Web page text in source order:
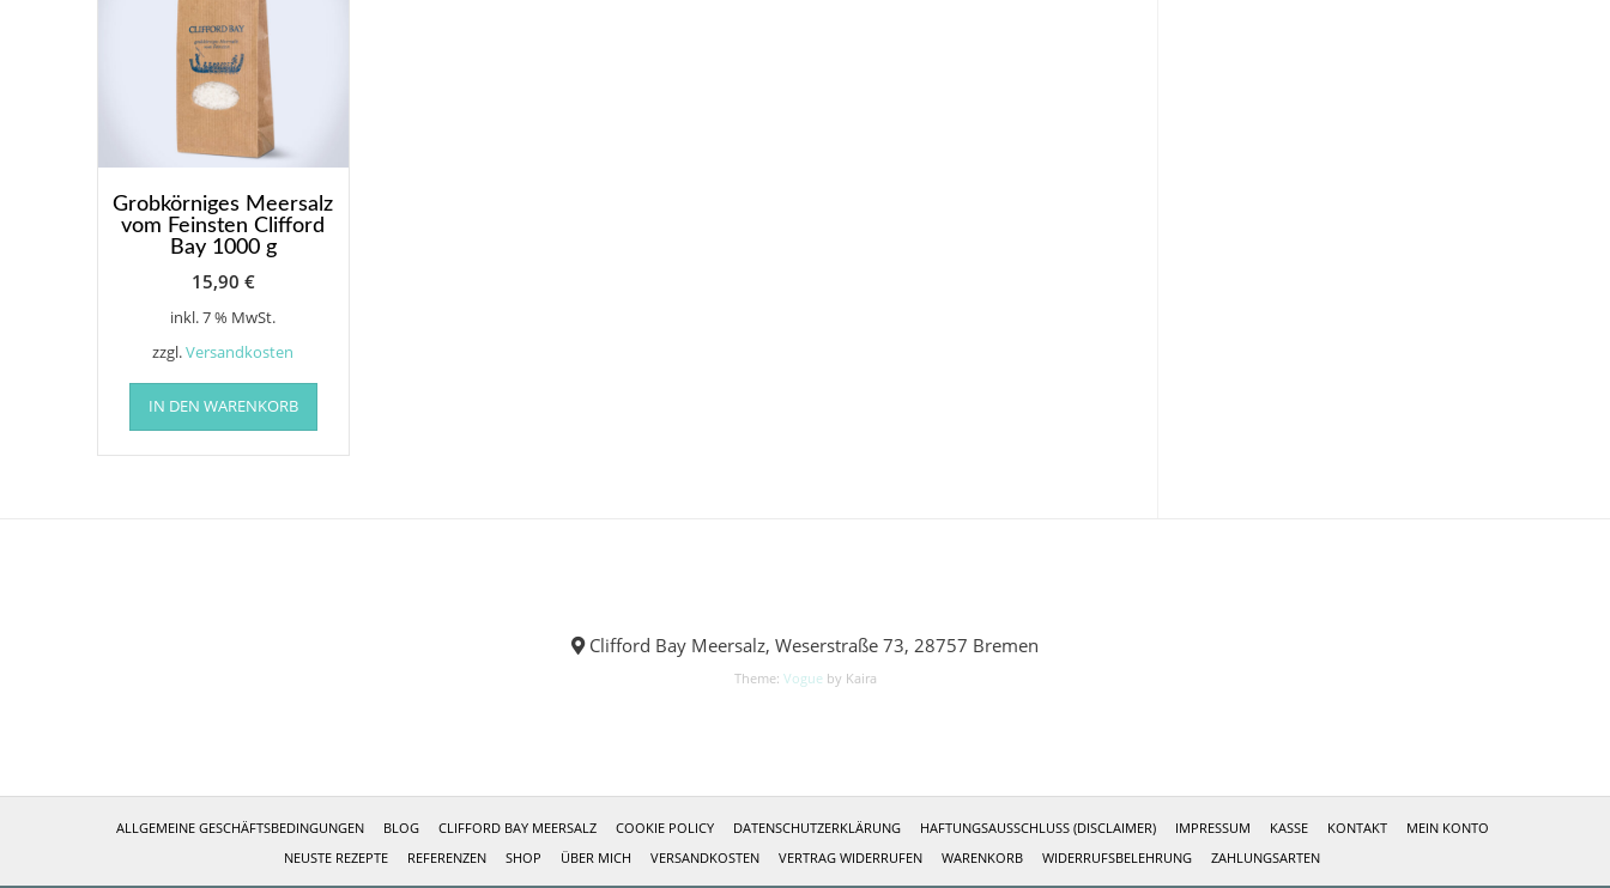
Grobkörniges Meersalz
vom Feinsten Clifford
Bay 1000 g
15,90 €
inkl. 7 % MwSt.
zzgl.Versandkosten
IN DEN WARENKORB
Clifford Bay Meersalz, Weserstraße 73, 28757 Bremen
Theme: Vogue by Kaira
ALLGEMEINE GESCHÄFTSBEDINGUNGEN BLOG CLIFFORD BAY MEERSALZ COOKIE POLICY DATENSCHUTZERKLÄRUNG HAFTUNGSAUSSCHLUSS (DISCLAIMER) IMPRESSUM KASSE KONTAKT
MEIN KONTO
NEUSTE REZEPTE
REFERENZEN SHOP ÜBER MICH VERSANDKOSTEN VERTRAG WIDERRUFEN WARENKORB WIDERRUFSBELEHRUNG ZAHLUNGSARTEN